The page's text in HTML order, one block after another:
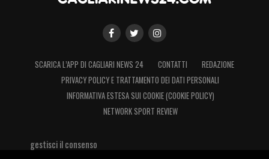
SCARICA L’APP DI CAGLIARI NEWS 24 CONTATTI
REDAZIONE
PRIVACY POLICY E TRATTAMENTO DEI DATI PERSONALI
INFORMATIVA ESTESA SUI COOKIE (COOKIE POLICY)
NETWORK SPORT REVIEW
gestisci il consenso